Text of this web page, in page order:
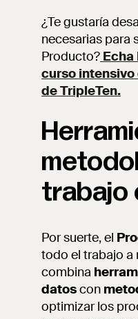
¿Te gustaría
necesarias para
Producto? Echa
curso intensivo
de TripleTen.
trabajo
Por suerte, el
todo el trabajo a
combina
datoscon
optimizar los